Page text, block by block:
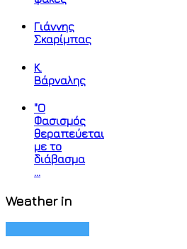
Γιάννης
Σκαρίμπας
Κ.
Βάρναλης
"Ο
Φασισμός
θεραπεύεται
με το
διάβασμα
...
Weather in